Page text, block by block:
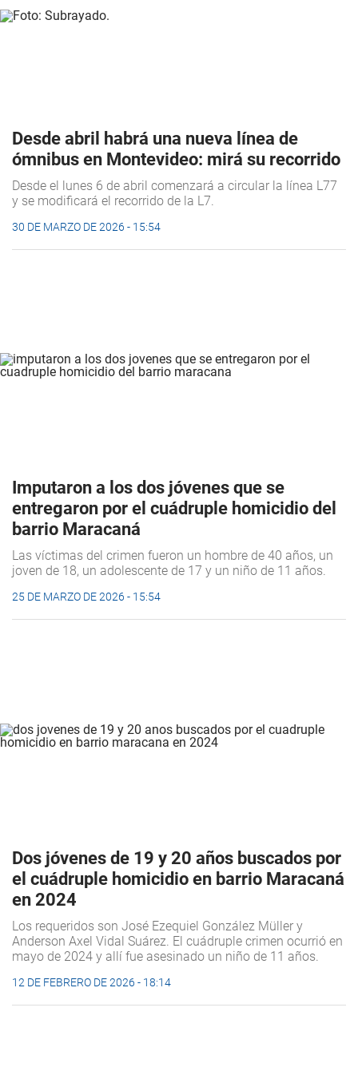
Desde abril habrá una nueva línea de
ómnibus en Montevideo: mirá su recorrido
Desde el lunes 6 de abril comenzará a circular la línea L77
y se modificará el recorrido de la L7.
30 DE MARZO DE 2026 - 15:54
Imputaron a los dos jóvenes que se
entregaron por el cuádruple homicidio del
barrio Maracaná
Las víctimas del crimen fueron un hombre de 40 años, un
joven de 18, un adolescente de 17 y un niño de 11 años.
25 DE MARZO DE 2026 - 15:54
Dos jóvenes de 19 y 20 años buscados por
el cuádruple homicidio en barrio Maracaná
en 2024
Los requeridos son José Ezequiel González Müller y
Anderson Axel Vidal Suárez. El cuádruple crimen ocurrió en
mayo de 2024 y allí fue asesinado un niño de 11 años.
12 DE FEBRERO DE 2026 - 18:14